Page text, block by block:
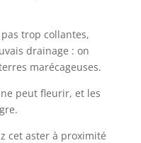
trop collantes,
drainage : on
marécageuses.
peut fleurir, et les
cet aster à proximité